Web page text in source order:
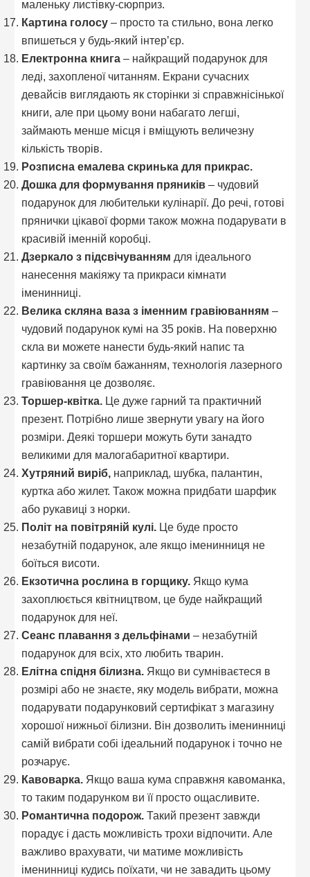
маленьку листівку-сюрприз.
Картина голосу – просто та стильно, вона легко
впишеться у будь-який інтер’єр.
Електронна книга – найкращий подарунок для
леді, захопленої читанням. Екрани сучасних
девайсів виглядають як сторінки зі справжнісінької
книги, але при цьому вони набагато легші,
займають менше місця і вміщують величезну
кількість творів.
Розписна емалева скринька для прикрас.
Дошка для формування пряників – чудовий
подарунок для любительки кулінарії. До речі, готові
прянички цікавої форми також можна подарувати в
красивій іменній коробці.
Дзеркало з підсвічуванням для ідеального
нанесення макіяжу та прикраси кімнати
іменинниці.
Велика скляна ваза з іменним гравіюванням –
чудовий подарунок кумі на 35 років. На поверхню
скла ви можете нанести будь-який напис та
картинку за своїм бажанням, технологія лазерного
гравіювання це дозволяє.
Торшер-квітка. Це дуже гарний та практичний
презент. Потрібно лише звернути увагу на його
розміри. Деякі торшери можуть бути занадто
великими для малогабаритної квартири.
Хутряний виріб, наприклад, шубка, палантин,
куртка або жилет. Також можна придбати шарфик
або рукавиці з норки.
Політ на повітряній кулі. Це буде просто
незабутній подарунок, але якщо іменинниця не
боїться висоти.
Екзотична рослина в горщику. Якщо кума
захоплюється квітництвом, це буде найкращий
подарунок для неї.
Сеанс плавання з дельфінами – незабутній
подарунок для всіх, хто любить тварин.
Елітна спідня білизна. Якщо ви сумніваєтеся в
розмірі або не знаєте, яку модель вибрати, можна
подарувати подарунковий сертифікат з магазину
хорошої нижньої білизни. Він дозволить іменинниці
самій вибрати собі ідеальний подарунок і точно не
розчарує.
Кавоварка. Якщо ваша кума справжня кавоманка,
то таким подарунком ви її просто ощасливите.
Романтична подорож. Такий презент завжди
порадує і дасть можливість трохи відпочити. Але
важливо врахувати, чи матиме можливість
іменинниці кудись поїхати, чи не завадить цьому